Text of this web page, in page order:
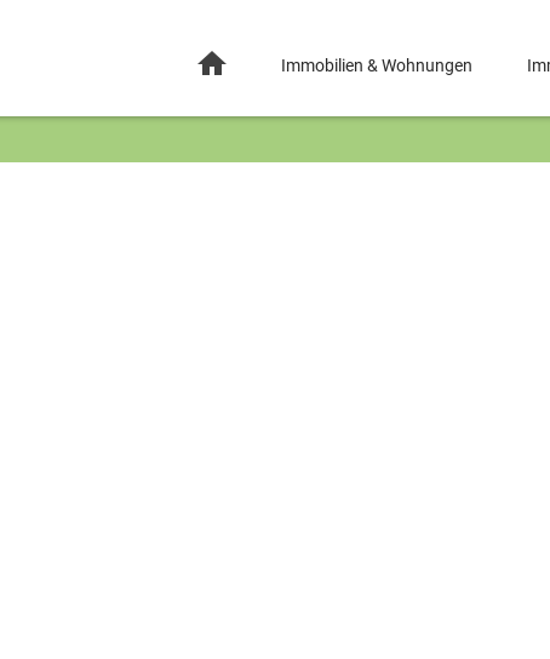
Immobilien & Wohnungen